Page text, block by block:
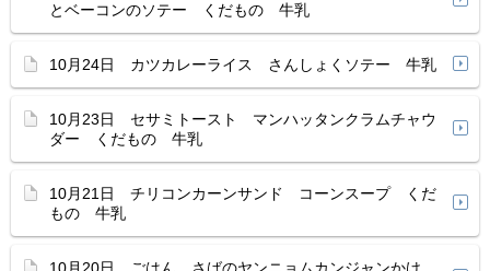
とベーコンのソテー くだもの 牛乳
10月24日 カツカレーライス さんしょくソテー 牛乳
10月23日 セサミトースト マンハッタンクラムチャウ
ダー くだもの 牛乳
10月21日 チリコンカーンサンド コーンスープ くだ
もの 牛乳